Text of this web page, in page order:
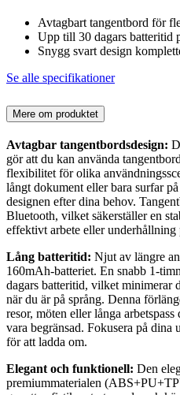
Avtagbart tangentbord för
Upp till 30 dagars batteritid
Snygg svart design
Se alle specifikationer
Mere om produktet
Avtagbar tangentbordsdesign:
gör att du kan använda
flexibilitet för olika
långt dokument eller bara surfar
designen efter dina behov.
Bluetooth, vilket säkerställer en
effektivt arbete eller
Lång batteritid: Njut av längre
160mAh-batteriet. En snabb 1-
dagars batteritid, vilket
när du är på språng. Denna
resor, möten eller långa
vara begränsad. Fokusera på
för att ladda om.
Elegant och funktionell: Den
premiummaterialen